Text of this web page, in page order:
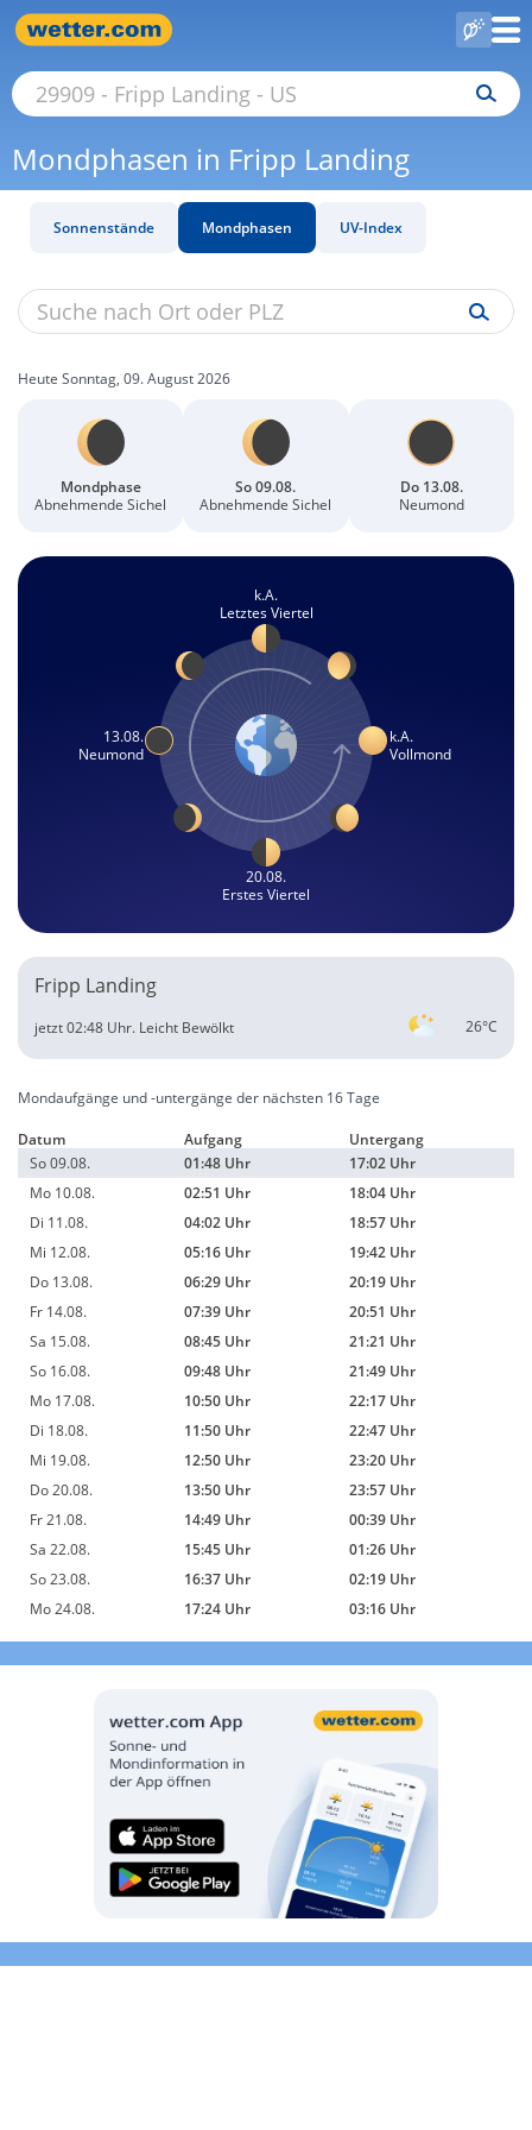
Mondphasen in Fripp Landing
Sonnenstände Mondphasen UV-Index
Heute Sonntag, 09. August 2026
Mondphase
Abnehmende Sichel
So 09.08.
Abnehmende Sichel
Do 13.08.
Neumond
k.A.
Letztes Viertel
13.08.
Neumond
k.A.
Vollmond
20.08.
Erstes Viertel
Fripp Landing
26°C
jetzt 02:48 Uhr. Leicht Bewölkt
Mondaufgänge und -untergänge der nächsten 16 Tage
Datum Aufgang
Untergang
So 09.08.
01:48 Uhr
17:02 Uhr
Mo 10.08.
02:51 Uhr
18:04 Uhr
Di 11.08.
04:02 Uhr
18:57 Uhr
Mi 12.08.
05:16 Uhr
19:42 Uhr
Do 13.08.
06:29 Uhr
20:19 Uhr
Fr 14.08.
07:39 Uhr
20:51 Uhr
Sa 15.08.
08:45 Uhr
21:21 Uhr
So 16.08.
09:48 Uhr
21:49 Uhr
Mo 17.08.
10:50 Uhr
22:17 Uhr
Di 18.08.
11:50 Uhr
22:47 Uhr
Mi 19.08.
12:50 Uhr
23:20 Uhr
Do 20.08.
13:50 Uhr
23:57 Uhr
Fr 21.08.
14:49 Uhr
00:39 Uhr
Sa 22.08.
15:45 Uhr
01:26 Uhr
So 23.08.
16:37 Uhr
02:19 Uhr
Mo 24.08.
17:24 Uhr 03:16 Uhr